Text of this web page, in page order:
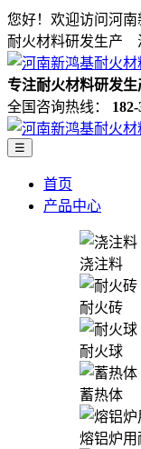
您好！欢迎访问河南
耐火材料研发生产
专注耐火材料研发生
全国咨询热线：
☰
首页
产品中心
浇注料
耐火砖
耐火球
蓄热体
熔铝炉用